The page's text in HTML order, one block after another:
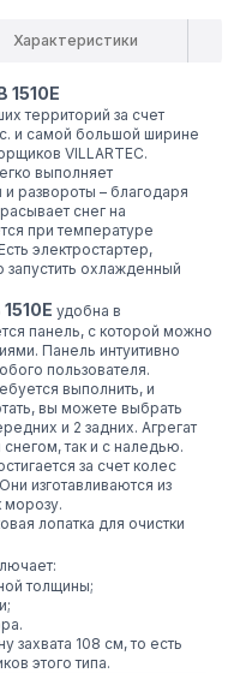
Характеристики
1510E
территорий за счет
и самой большой ширине
VILLARTEC.
выполняет
развороты – благодаря
снег на
при температуре
электростартер,
охлажденный
удобна в
панель, с которой можно
Панель интуитивно
пользователя.
выполнить, и
вы можете выбрать
и 2 задних. Агрегат
так и с наледью.
за счет колес
изготавливаются из
морозу.
лопатка для очистки
толщины;
захвата 108 см, то есть
этого типа.